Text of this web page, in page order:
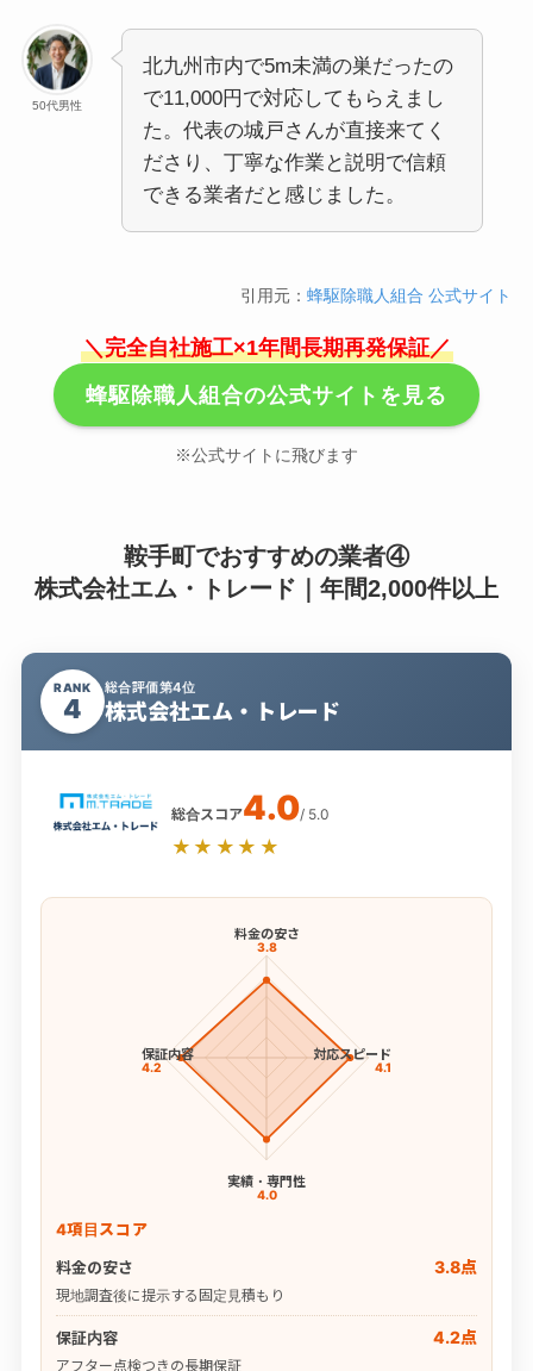
50代男性
北九州市内で5m未満の巣だったの
で11,000円で対応してもらえまし
た。代表の城戸さんが直接来てく
ださり、丁寧な作業と説明で信頼
できる業者だと感じました。
引用元：蜂駆除職人組合 公式サイト
＼完全自社施工×1年間長期再発保証／
蜂駆除職人組合の公式サイトを見る
※公式サイトに飛びます
鞍手町でおすすめの業者④
株式会社エム・トレード｜年間2,000件以上
RANK
4
総合評価第4位
株式会社エム・トレード
総合スコア4.0/ 5.0
★★★★★
料金の安さ
3.8
対応スピード
4.1
実績・専門性
4.0
保証内容
4.2
4項目スコア
料金の安さ
3.8点
現地調査後に提示する固定見積もり
保証内容 4.2点
アフター点検つきの長期保証